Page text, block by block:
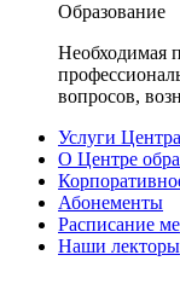
Образование
Необходимая
вопросов,
Услуги
О Центре
Абонементы
Расписание
Наши лекторы